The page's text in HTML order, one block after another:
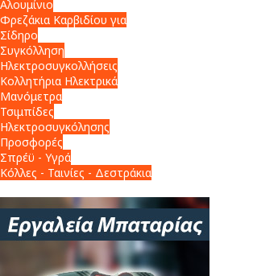
Αλουμίνιο
Φρεζάκια Καρβιδίου για
Σίδηρο
Συγκόλληση
Ηλεκτροσυγκολλήσεις
Κολλητήρια Ηλεκτρικά
Μανόμετρα
Τσιμπίδες
Ηλεκτροσυγκόλησης
Προσφορές
Σπρέϋ - Υγρά
Κόλλες - Ταινίες - Δεστράκια